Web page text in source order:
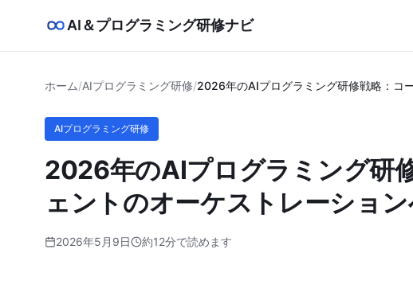
AI＆プログラミング研修ナビ
ホーム/AIプログラミング研修/2026年のAIプログラミング研修戦略：コ
AIプログラミング研修
2026年のAIプログラミング研
ェントのオーケストレーショ
2026年5月9日 約12分で読めます